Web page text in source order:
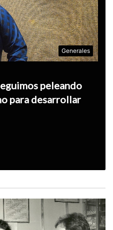
Generales
peleando
para desarrollar